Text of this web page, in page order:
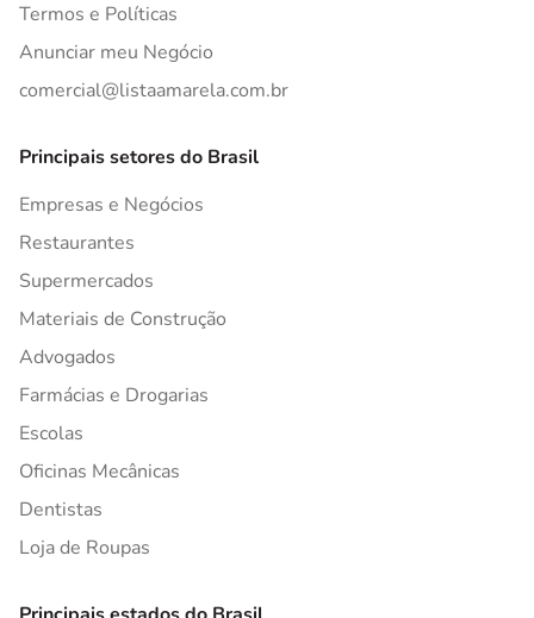
Termos e Políticas
Anunciar meu Negócio
comercial@listaamarela.com.br
Principais setores do Brasil
Empresas e Negócios
Restaurantes
Supermercados
Materiais de Construção
Advogados
Farmácias e Drogarias
Escolas
Oficinas Mecânicas
Dentistas
Loja de Roupas